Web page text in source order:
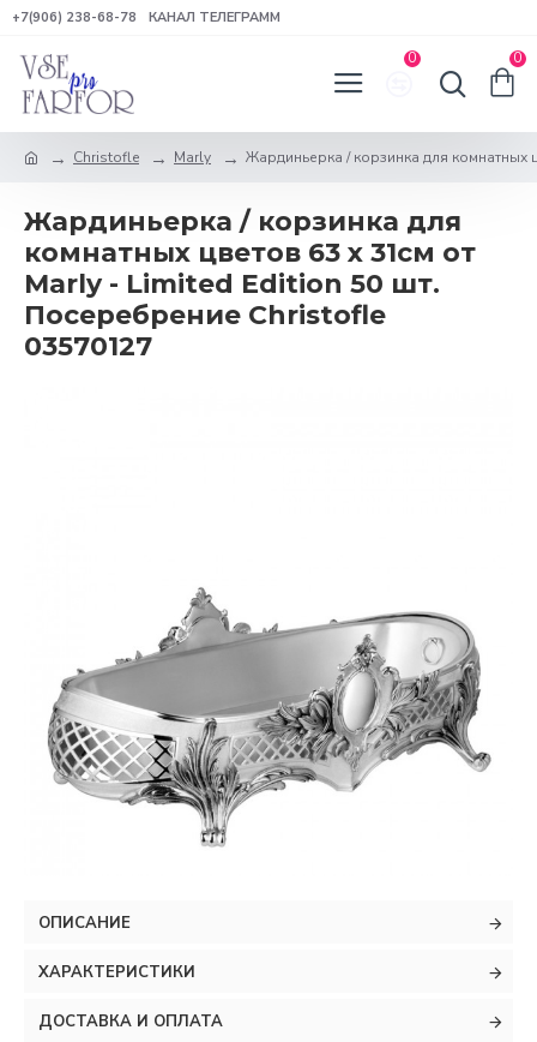
+7(906) 238-68-78 КАНАЛ ТЕЛЕГРАММ
0 0
Christofle Marly Жардиньерка / корзинка для комнатных
Жардиньерка / корзинка для
комнатных цветов 63 x 31см от
Marly - Limited Edition 50 шт.
Посеребрение Christofle
03570127
ОПИСАНИЕ
ХАРАКТЕРИСТИКИ
ДОСТАВКА И ОПЛАТА